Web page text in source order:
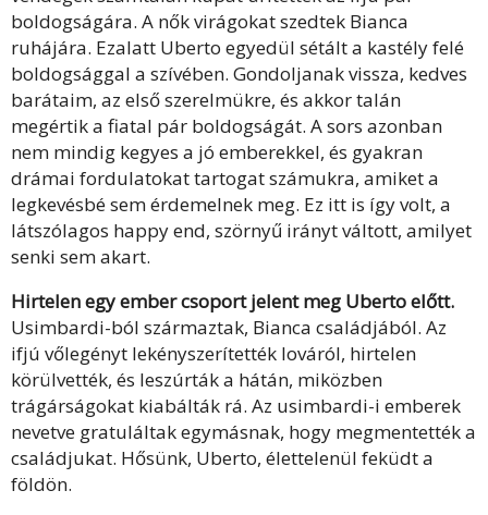
boldogságára. A nők virágokat szedtek Bianca
ruhájára. Ezalatt Uberto egyedül sétált a kastély felé
boldogsággal a szívében. Gondoljanak vissza, kedves
barátaim, az első szerelmükre, és akkor talán
megértik a fiatal pár boldogságát. A sors azonban
nem mindig kegyes a jó emberekkel, és gyakran
drámai fordulatokat tartogat számukra, amiket a
legkevésbé sem érdemelnek meg. Ez itt is így volt, a
látszólagos happy end, szörnyű irányt váltott, amilyet
senki sem akart.
Hirtelen egy ember csoport jelent meg Uberto előtt.
Usimbardi-ból származtak, Bianca családjából. Az
ifjú vőlegényt lekényszerítették lováról, hirtelen
körülvették, és leszúrták a hátán, miközben
trágárságokat kiabálták rá. Az usimbardi-i emberek
nevetve gratuláltak egymásnak, hogy megmentették a
családjukat. Hősünk, Uberto, élettelenül feküdt a
földön.